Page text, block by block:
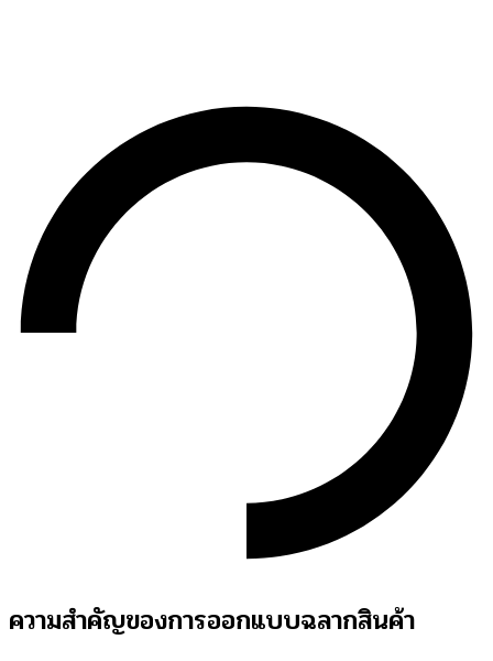
ความสำคัญของการออกแบบฉลากสินค้า